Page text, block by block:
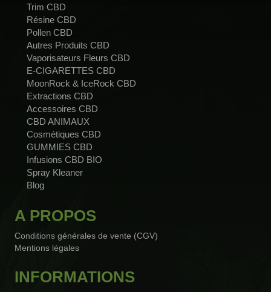
Trim CBD
Résine CBD
Pollen CBD
Autres Produits CBD
Vaporisateurs Fleurs CBD
E-CIGARETTES CBD
MoonRock & IceRock CBD
Extractions CBD
Accessoires CBD
CBD ANIMAUX
Cosmétiques CBD
GUMMIES CBD
Infusions CBD BIO
Spray Kleaner
Blog
A PROPOS
Conditions générales de vente (CGV)
Mentions légales
INFORMATIONS